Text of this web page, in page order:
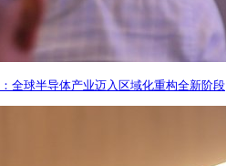
全球半导体产业迈入区域化重构全新阶段